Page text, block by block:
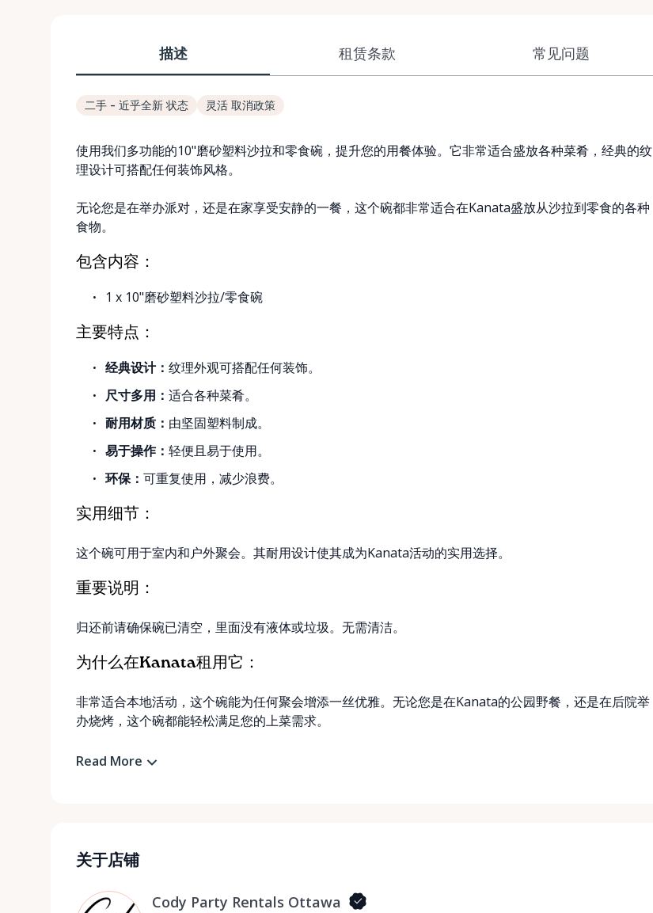
描述 租赁条款 常见问题
二手 - 近乎全新 状态 灵活 取消政策
使用我们多功能的10"磨砂塑料沙拉和零食碗，提升您的用餐体验。它非常适合盛放各种菜肴，经典的纹
理设计可搭配任何装饰风格。
无论您是在举办派对，还是在家享受安静的一餐，这个碗都非常适合在Kanata盛放从沙拉到零食的各种
食物。
包含内容：
1 x 10"磨砂塑料沙拉/零食碗
主要特点：
经典设计：纹理外观可搭配任何装饰。
尺寸多用：适合各种菜肴。
耐用材质： 由坚固塑料制成。
易于操作：轻便且易于使用。
环保：可重复使用，减少浪费。
实用细节：
这个碗可用于室内和户外聚会。其耐用设计使其成为Kanata活动的实用选择。
重要说明：
归还前请确保碗已清空，里面没有液体或垃圾。无需清洁。
为什么在Kanata租用它：
非常适合本地活动，这个碗能为任何聚会增添一丝优雅。无论您是在Kanata的公园野餐，还是在后院举
办烧烤，这个碗都能轻松满足您的上菜需求。
Read More
关于店铺
Cody Party Rentals Ottawa